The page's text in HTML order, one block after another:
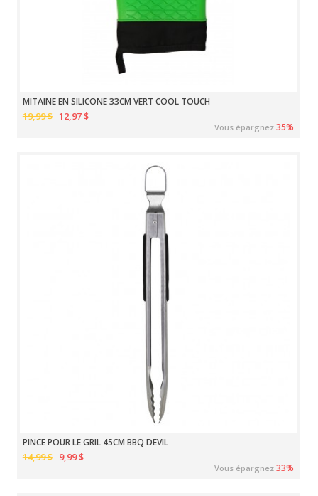
MITAINE EN SILICONE 33CM VERT COOL TOUCH
19,99 $ 12,97 $
Vous épargnez35%
PINCE POUR LE GRIL 45CM BBQ DEVIL
14,99 $ 9,99 $
Vous épargnez33%